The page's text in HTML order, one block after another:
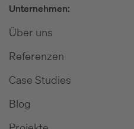
Unternehmen:
Über uns
Referenzen
Case Studies
Blog